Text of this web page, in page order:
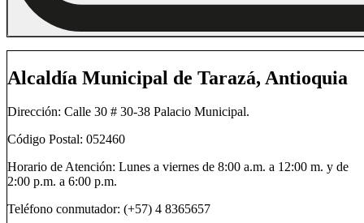
Alcaldía Municipal de Tarazá, Antioquia
Dirección: Calle 30 # 30-38 Palacio Municipal.
Código Postal: 052460
Horario de Atención: Lunes a viernes de 8:00 a.m. a 12:00 m. y de
2:00 p.m. a 6:00 p.m.
Teléfono conmutador: (+57) 4 8365657